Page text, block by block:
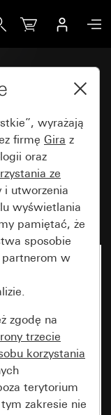
kołyskowe
1-bieg.
wyrażają
firmę Gira z
oraz
ze
i utworzenia
wyświetlania
pamiętać, że
sposobie
partnerom w
zgodę na
trzecie
korzystania
terytorium
zakresie nie